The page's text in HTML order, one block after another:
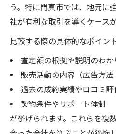
う。特に門真市では、地元に
社が有利な取引を導くケース
比較する際の具体的なポイン
査定額の根拠や説明のわか
販売活動の内容（広告方法
過去の成約実績や口コミ評
契約条件やサポート体制
が挙げられます。これらを複